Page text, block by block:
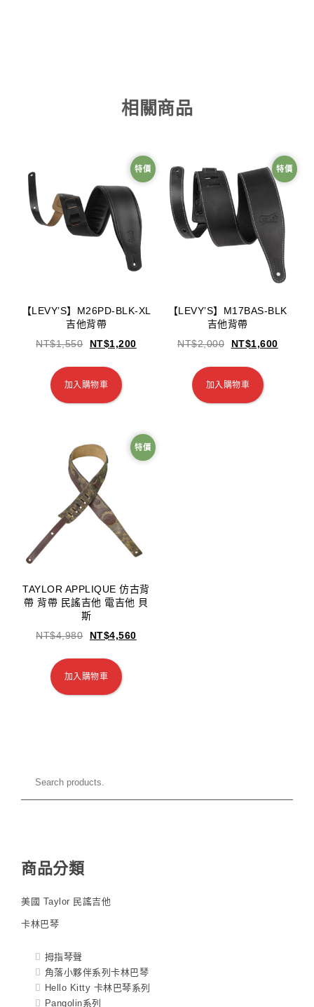
相關商品
特價
【LEVY’S】M26PD-BLK-XL
吉他背帶
NT$1,550 NT$1,200
加入購物車
特價
【LEVY’S】M17BAS-BLK
吉他背帶
NT$2,000 NT$1,600
加入購物車
特價
TAYLOR APPLIQUE 仿古背
帶 背帶 民謠吉他 電吉他 貝
斯
NT$4,980 NT$4,560
加入購物車
商品分類
美國 Taylor 民謠吉他
卡林巴琴
拇指琴聲
角落小夥伴系列卡林巴琴
Hello Kitty 卡林巴琴系列
Pangolin系列